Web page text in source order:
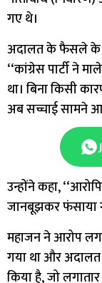
गए थे।
अदालत के फैसले के
‘‘कांग्रेस पार्टी ने
था। बिना किसी
अब सच्चाई सामने आ
उन्होंने कहा,
जानबूझकर फंसाया
महाजन ने आरोप
गया था और
किया है, जो